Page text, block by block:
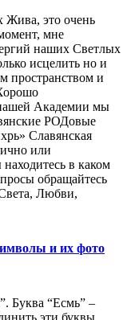
Жива, это очень
мне
наших Светлых
исцелить но и
пространством и
нашей Академии мы
РОДовые
Славянская
или
в каком
обращайтесь
Любви,
и их фото
Буква “Есмь” –
эти буквы